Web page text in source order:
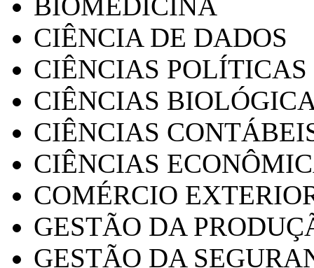
CIÊNCIA DE DADOS
CIÊNCIAS POLÍTICAS
CIÊNCIAS
CIÊNCIAS
CIÊNCIAS
COMÉRCIO
GESTÃO DA
GESTÃO DA